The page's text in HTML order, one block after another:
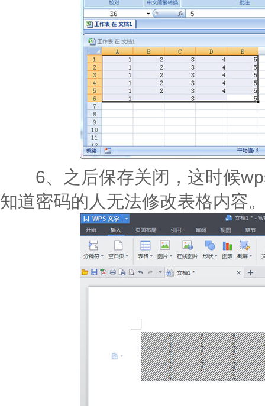
6、之后保存关闭，这时候
知道密码的人无法修改表格内容